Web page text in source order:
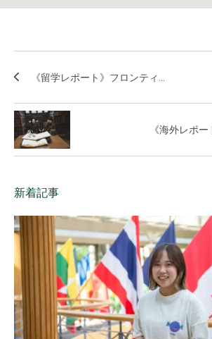
《留学レポート》フロンティ...
《海外レポー
新着記事